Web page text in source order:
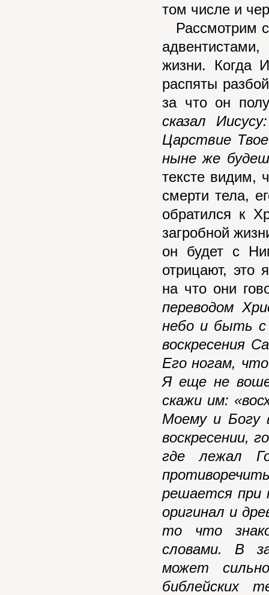
том числе и
Рассмотрим
жизни. Когда
распяты
за что он
сказал
Царствие
ныне же
тексте видим,
смерти тела,
обратился к
загробной
он будет с
отрицают, это
на что они
переводом
небо и быть
воскресения
Его ногам,
Я еще не
скажи им:
Моему и Богу
воскресении,
где лежал
решается при
оригинал и
то что
словами. В
может
библейских